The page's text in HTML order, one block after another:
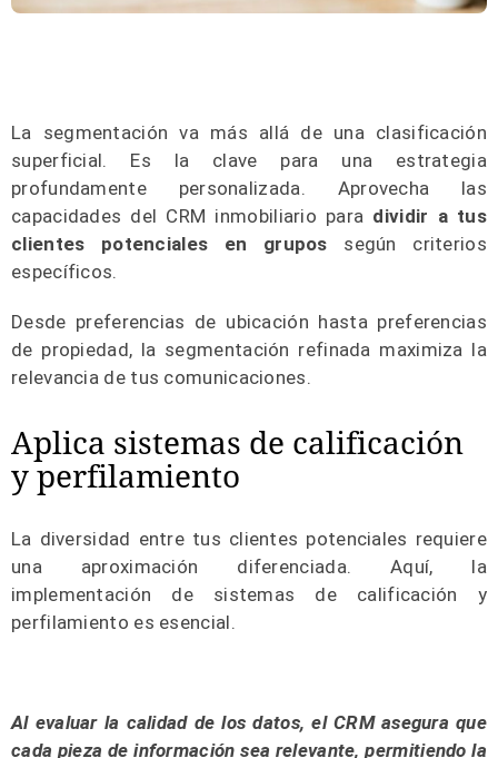
La segmentación va más allá de una clasificación
superficial. Es la clave para una estrategia
profundamente personalizada. Aprovecha las
capacidades del CRM inmobiliario para dividir a tus
clientes potenciales en grupos según criterios
específicos.
Desde preferencias de ubicación hasta preferencias
de propiedad, la segmentación refinada maximiza la
relevancia de tus comunicaciones.
Aplica sistemas de calificación
y perfilamiento
La diversidad entre tus clientes potenciales requiere
una aproximación diferenciada. Aquí, la
implementación de sistemas de calificación y
perfilamiento es esencial.
Al evaluar la calidad de los datos, el CRM asegura que
cada pieza de información sea relevante, permitiendo la